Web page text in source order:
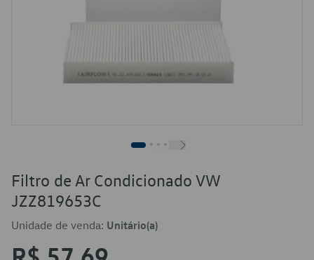
Filtro de Ar Condicionado VW
JZZ819653C
Unidade de venda: Unitário(a)